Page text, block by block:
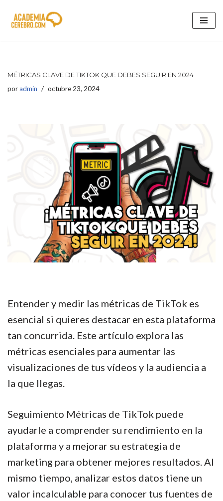
Saltar
MÉTRICAS CLAVE DE TIKTOK QUE DEBES SEGUIR EN 2024
poradmin octubre 23, 2024
Entender y medir las métricas de TikTok es
esencial si quieres destacar en esta plataforma
tan concurrida. Este artículo explora las
métricas esenciales para aumentar las
visualizaciones de tus vídeos y la audiencia a
la que llegas.
Seguimiento Métricas de TikTok puede
ayudarle a comprender su rendimiento en la
plataforma y a mejorar su estrategia de
marketing para obtener mejores resultados. Al
mismo tiempo, analizar estos datos tiene un
valor incalculable para conocer tus fuentes de